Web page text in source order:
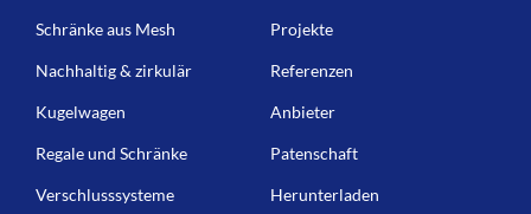
Schränke aus Mesh
Nachhaltig & zirkulär
Kugelwagen
Regale und Schränke
Verschlusssysteme
Projekte
Referenzen
Anbieter
Patenschaft
Herunterladen